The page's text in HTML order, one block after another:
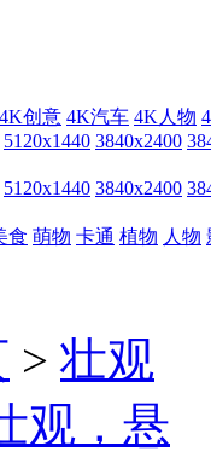
4K创意 4K汽车 4K人物
5120x1440 3840x2400
5120x1440 3840x2400
食 萌物 卡通 植物 人物
>壮观